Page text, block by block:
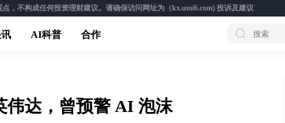
，不构成任何投资理财建议。请确保访问网址为（kx.umi6.com) 投诉及建议
AI科普 合作
伟达，曾预警 AI 泡沫